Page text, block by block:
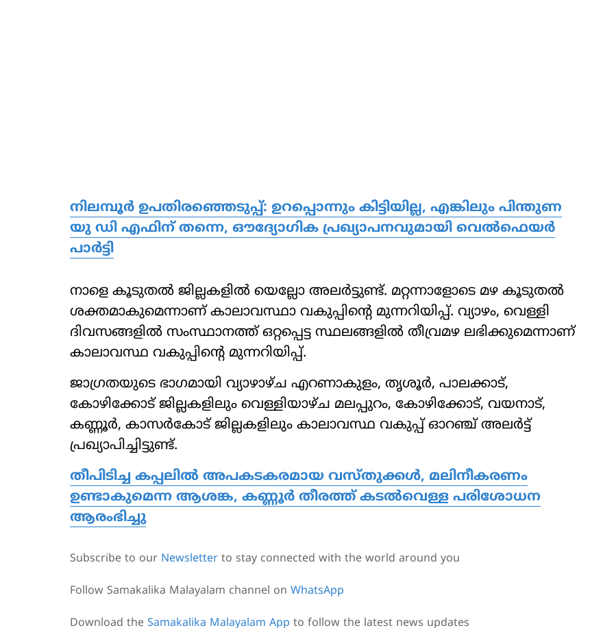
നിലമ്പൂർ ഉപതിരഞ്ഞെടുപ്പ്: ഉറപ്പൊന്നും കിട്ടിയില്ല, എങ്കിലും പിന്തുണ
യു ഡി എഫിന് തന്നെ, ഔദ്യോഗിക പ്രഖ്യാപനവുമായി വെൽഫെയർ
പാർട്ടി
നാളെ കൂടുതല്‍ ജില്ലകളില്‍ യെല്ലോ അലര്‍ട്ടുണ്ട്. മറ്റന്നാളോടെ മഴ കൂടുതല്‍
ശക്തമാകുമെന്നാണ് കാലാവസ്ഥാ വകുപ്പിന്റെ മുന്നറിയിപ്പ്. വ്യാഴം, വെള്ളി
ദിവസങ്ങളില്‍ സംസ്ഥാനത്ത് ഒറ്റപ്പെട്ട സ്ഥലങ്ങളില്‍ തീവ്രമഴ ലഭിക്കുമെന്നാണ്
കാലാവസ്ഥ വകുപ്പിന്റെ മുന്നറിയിപ്പ്.
ജാഗ്രതയുടെ ഭാഗമായി വ്യാഴാഴ്ച എറണാകുളം, തൃശൂര്‍, പാലക്കാട്,
കോഴിക്കോട് ജില്ലകളിലും വെള്ളിയാഴ്ച മലപ്പുറം, കോഴിക്കോട്, വയനാട്,
കണ്ണൂര്‍, കാസര്‍കോട് ജില്ലകളിലും കാലാവസ്ഥ വകുപ്പ് ഓറഞ്ച് അലര്‍ട്ട്
പ്രഖ്യാപിച്ചിട്ടുണ്ട്.
തീപിടിച്ച കപ്പലിൽ അപകടകരമായ വസ്തുക്കൾ, മലിനീകരണം
ഉണ്ടാകുമെന്ന ആശങ്ക, കണ്ണൂർ തീരത്ത് കടൽവെള്ള പരിശോധന
ആരംഭിച്ചു
Subscribe to our Newsletter to stay connected with the world around you
Follow Samakalika Malayalam channel on WhatsApp
Download the Samakalika Malayalam App to follow the latest news updates